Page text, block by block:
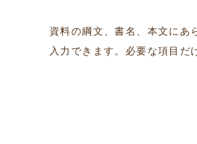
資料の綱文、書名、本文にあ
入力できます。必要な項目